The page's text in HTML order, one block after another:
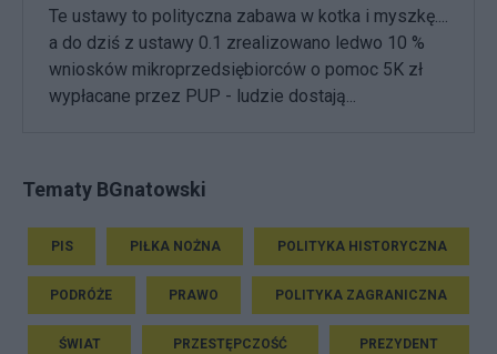
Te ustawy to polityczna zabawa w kotka i myszkę....
a do dziś z ustawy 0.1 zrealizowano ledwo 10 %
wniosków mikroprzedsiębiorców o pomoc 5K zł
wypłacane przez PUP - ludzie dostają...
Tematy BGnatowski
PIS PIŁKA NOŻNA POLITYKA HISTORYCZNA
PODRÓŻE PRAWO POLITYKA ZAGRANICZNA
ŚWIAT PRZESTĘPCZOŚĆ PREZYDENT